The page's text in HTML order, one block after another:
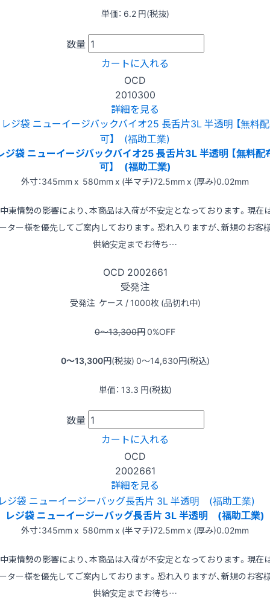
単価： 6.2 円(税抜)
数量
カートに入れる
OCD
2010300
詳細を見る
ジ袋 ニューイージバックバイオ25 長舌片3L 半透明 【無料配
可】 (福助工業)
外寸：345mm x 580mm x (半マチ)72.5mm x (厚み)0.02mm
東情勢の影響により、本商品は入荷が不安定となっております。現在
ター様を優先してご案内しております。恐れ入りますが、新規のお客
供給安定までお待ち…
OCD 2002661
受発注
受発注 ケース / 1000枚 (品切れ中)
0〜13,300円0%OFF
0〜13,300円(税抜) 0〜14,630円(税込)
単価： 13.3 円(税抜)
数量
カートに入れる
OCD
2002661
詳細を見る
レジ袋 ニューイージーバッグ長舌片 3L 半透明 (福助工業)
外寸：345mm x 580mm x (半マチ)72.5mm x (厚み)0.02mm
東情勢の影響により、本商品は入荷が不安定となっております。現在
ター様を優先してご案内しております。恐れ入りますが、新規のお客
供給安定までお待ち…